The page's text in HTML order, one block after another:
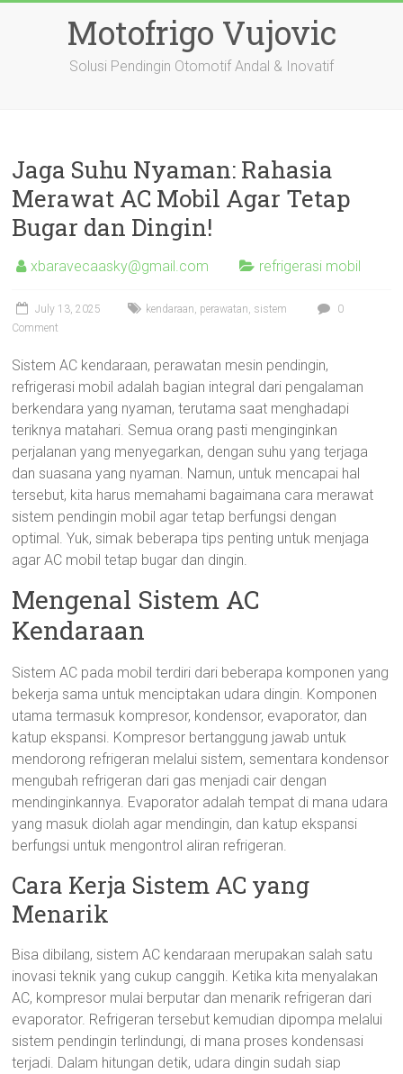
Motofrigo Vujovic
Solusi Pendingin Otomotif Andal & Inovatif
Jaga Suhu Nyaman: Rahasia
Merawat AC Mobil Agar Tetap
Bugar dan Dingin!
xbaravecaasky@gmail.com refrigerasi mobil
July 13, 2025 kendaraan, perawatan, sistem
0
Comment
Sistem AC kendaraan, perawatan mesin pendingin,
refrigerasi mobil adalah bagian integral dari pengalaman
berkendara yang nyaman, terutama saat menghadapi
teriknya matahari. Semua orang pasti menginginkan
perjalanan yang menyegarkan, dengan suhu yang terjaga
dan suasana yang nyaman. Namun, untuk mencapai hal
tersebut, kita harus memahami bagaimana cara merawat
sistem pendingin mobil agar tetap berfungsi dengan
optimal. Yuk, simak beberapa tips penting untuk menjaga
agar AC mobil tetap bugar dan dingin.
Mengenal Sistem AC
Kendaraan
Sistem AC pada mobil terdiri dari beberapa komponen yang
bekerja sama untuk menciptakan udara dingin. Komponen
utama termasuk kompresor, kondensor, evaporator, dan
katup ekspansi. Kompresor bertanggung jawab untuk
mendorong refrigeran melalui sistem, sementara kondensor
mengubah refrigeran dari gas menjadi cair dengan
mendinginkannya. Evaporator adalah tempat di mana udara
yang masuk diolah agar mendingin, dan katup ekspansi
berfungsi untuk mengontrol aliran refrigeran.
Cara Kerja Sistem AC yang
Menarik
Bisa dibilang, sistem AC kendaraan merupakan salah satu
inovasi teknik yang cukup canggih. Ketika kita menyalakan
AC, kompresor mulai berputar dan menarik refrigeran dari
evaporator. Refrigeran tersebut kemudian dipompa melalui
sistem pendingin terlindungi, di mana proses kondensasi
terjadi. Dalam hitungan detik, udara dingin sudah siap